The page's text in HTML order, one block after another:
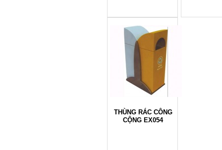
THÙNG RÁC CÔNG
CỘNG EX054